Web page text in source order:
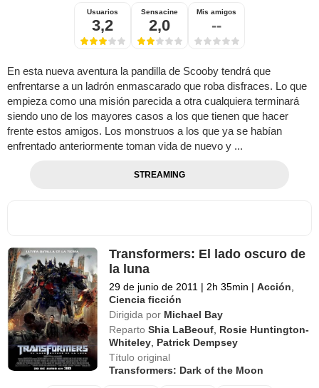
Usuarios
3,2
Sensacine
2,0
Mis amigos
--
En esta nueva aventura la pandilla de Scooby tendrá que
enfrentarse a un ladrón enmascarado que roba disfraces. Lo que
empieza como una misión parecida a otra cualquiera terminará
siendo uno de los mayores casos a los que tienen que hacer
frente estos amigos. Los monstruos a los que ya se habían
enfrentado anteriormente toman vida de nuevo y ...
STREAMING
Transformers: El lado oscuro de
la luna
29 de junio de 2011 | 2h 35min | Acción
Ciencia ficción
Dirigida por Michael Bay
Reparto Shia LaBeouf Rosie Huntington-
Whiteley Patrick Dempsey
Título original
Transformers: Dark of the Moon